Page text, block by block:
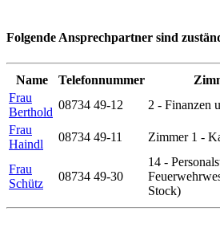
Folgende Ansprechpartner sind
Name Telefonnummer
Frau
Berthold
08734 49-12
2 - Finanzen
Frau
Haindl
08734 49-11 Zimmer 1 -
Frau
Schütz
08734 49-30
14 -
Stock)